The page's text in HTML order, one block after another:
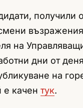
получили
на
дни от
на
е качен тук.